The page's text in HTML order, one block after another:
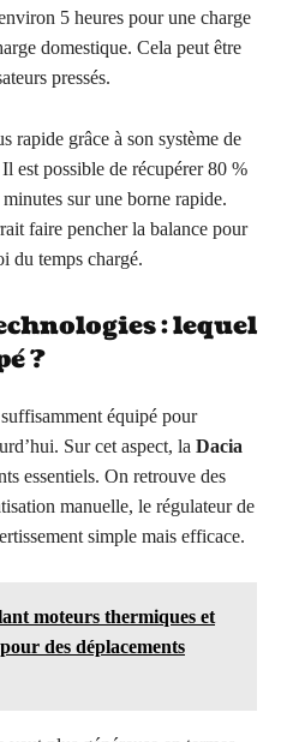
5 heures pour une charge
domestique. Cela peut être
pressés.
rapide grâce à son système de
est possible de récupérer 80 %
sur une borne rapide.
faire pencher la balance pour
du temps chargé.
: lequel
?
équipé pour
Sur cet aspect, la Dacia
essentiels. On retrouve des
manuelle, le régulateur de
simple mais efficace.
moteurs thermiques et
des déplacements